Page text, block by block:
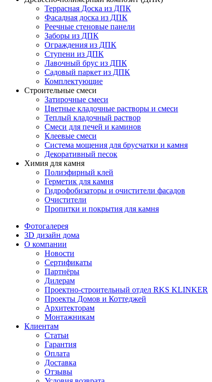
Террасная Доска из ДПК
Фасадная доска из ДПК
Реечные стеновые панели
Заборы из ДПК
Ограждения из ДПК
Ступени из ДПК
Лавочный брус из ДПК
Садовый паркет из ДПК
Комплектующие
Строительные смеси
Затирочные смеси
Цветные кладочные растворы и смеси
Теплый кладочный раствор
Смеси для печей и каминов
Клеевые смеси
Система мощения для брусчатки и камня
Декоративный песок
Химия для камня
Полиэфирный клей
Герметик для камня
Гидрофобизаторы и очистители фасадов
Очистители
Пропитки и покрытия для камня
Фотогалерея
3D дизайн дома
О компании
Новости
Сертификаты
Партнёры
Дилерам
Проектно-строительный отдел RKS KLINKER
Проекты Домов и Коттеджей
Архитекторам
Монтажникам
Клиентам
Статьи
Гарантия
Оплата
Доставка
Отзывы